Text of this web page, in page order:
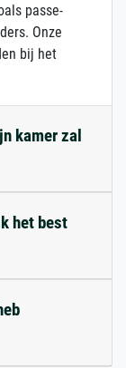
passe-
Onze
bij het
kamer zal
het best